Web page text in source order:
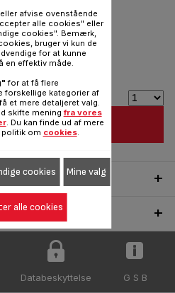
DKK
Databeskyttelse G S B
afvise ovenstående
alle cookies" eller
cookies". Bemærk,
bruger vi kun de
for at kunne
en effektiv måde.
for at få flere
forskellige kategorier af
et mere detaljeret valg.
skifte mening fra vores
. Du kan finde ud af mere
om cookies.
cookies Mine valg
alle cookies